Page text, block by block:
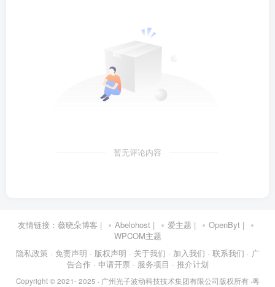
暂无评论内容
友情链接： 薇晓朵博客 | Abelohost | 爱主题 | OpenByt |
WPCOM主题
隐私政策 · 免责声明 · 版权声明 · 关于我们 · 加入我们 · 联系我们 · 广
告合作 · 申请开票 · 服务项目 · 推介计划
Copyright © 2021- 2025 · 广州光子波动科技技术集团有限公司版权所有·粤